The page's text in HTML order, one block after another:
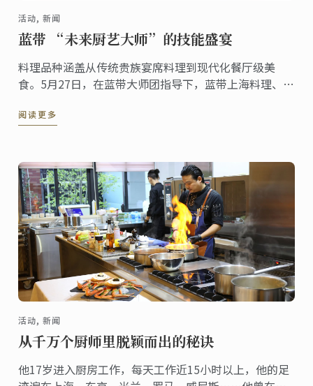
活动, 新闻
蓝带 “未来厨艺大师”的技能盛宴
料理品种涵盖从传统贵族宴席料理到现代化餐厅级美
食。5月27日，在蓝带大师团指导下，蓝带上海料理、甜
中华区总经理Sara Shang女士、法国国际美食协会成员
阅读更多
活动, 新闻
从千万个厨师里脱颖而出的秘诀
他17岁进入厨房工作，每天工作近15小时以上，他的足